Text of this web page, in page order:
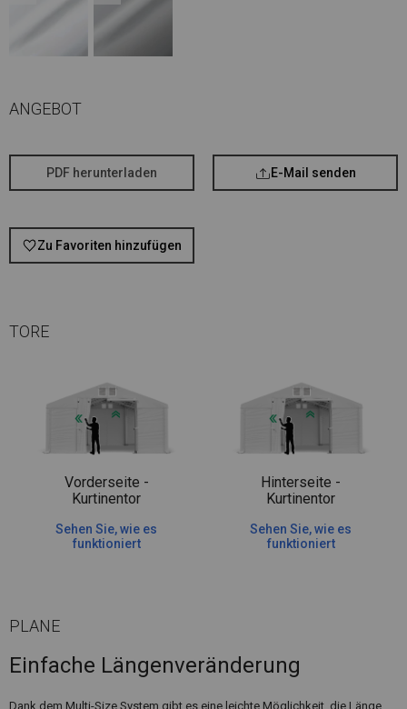
ANGEBOT
PDF herunterladen E-Mail senden
Zu Favoriten hinzufügen
TORE
Vorderseite -
Kurtinentor
Sehen Sie, wie es
funktioniert
Hinterseite -
Kurtinentor
Sehen Sie, wie es
funktioniert
PLANE
Einfache Längenveränderung
Dank dem Multi-Size System gibt es eine leichte Möglichkeit, die Länge